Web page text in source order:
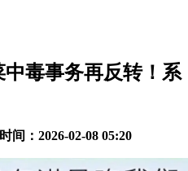
毒事务再反转！系
间： 2026-02-08 05:20